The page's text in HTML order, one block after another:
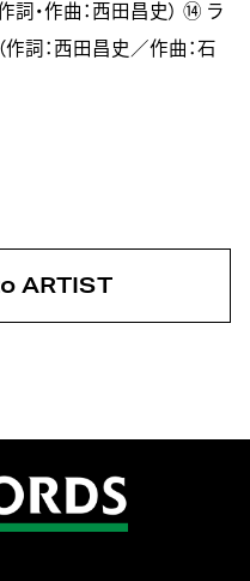
・作曲：西田昌史） ⑭ ラ
詞：西田昌史／作曲：石
ARTIST